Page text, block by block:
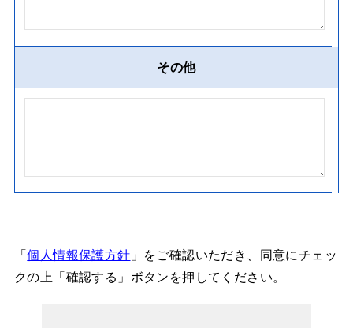
その他
「個人情報保護方針 」をご確認いただき、同意にチェッ
クの上「確認する」ボタンを押してください。